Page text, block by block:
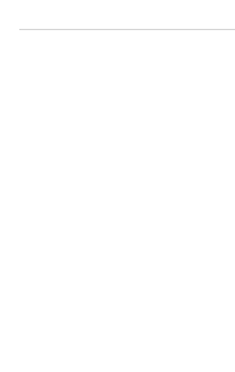
8. На потпишувањето